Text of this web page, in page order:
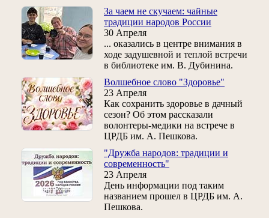
За чаем не скучаем: чайные
традиции народов России
30 Апреля
... оказались в центре внимания в
ходе задушевной и теплой встречи
в библиотеке им. В. Дубинина.
Волшебное слово "Здоровье"
23 Апреля
Как сохранить здоровье в дачный
сезон? Об этом рассказали
волонтеры-медики на встрече в
ЦРДБ им. А. Пешкова.
"Дружба народов: традиции и
современность"
23 Апреля
День информации под таким
названием прошел в ЦРДБ им. А.
Пешкова.